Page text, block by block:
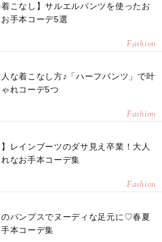
着こなし】サルエルパンツを使ったお
手本コーデ5選
Fashion
な着こなし方♪「ハーフパンツ」で叶
れコーデ5つ
Fashion
】レインブーツのダサ見え卒業！大人
なお手本コーデ集
Fashion
パンプスでヌーディな足元に♡春夏
本コーデ集